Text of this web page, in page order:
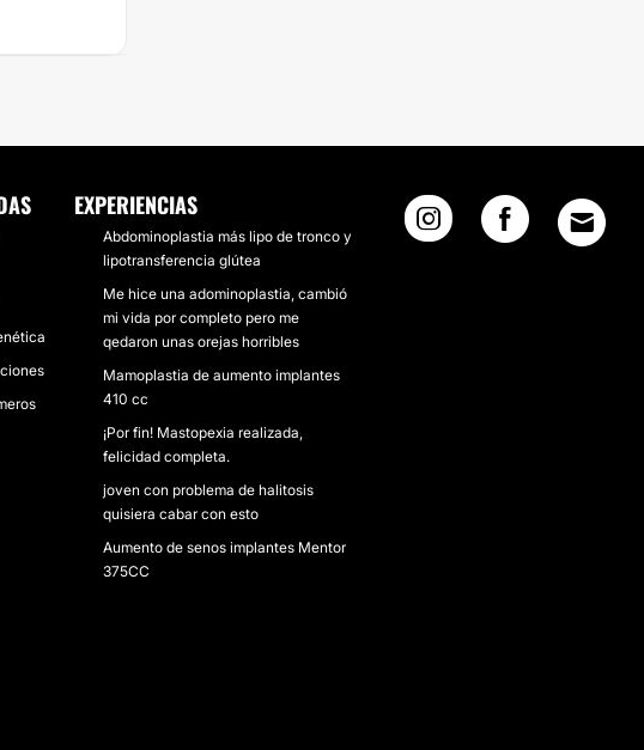
EXPERIENCIAS
Abdominoplastia más lipo de tronco y
lipotransferencia glútea
Me hice una adominoplastia, cambió
mi vida por completo pero me
qedaron unas orejas horribles
Mamoplastia de aumento implantes
410 cc
¡Por fin! Mastopexia realizada,
felicidad completa.
joven con problema de halitosis
quisiera cabar con esto
Aumento de senos implantes Mentor
375CC